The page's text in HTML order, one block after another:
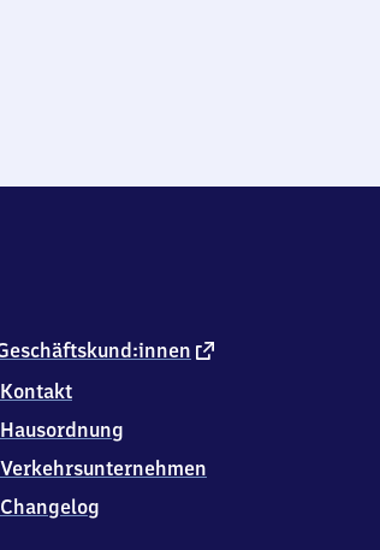
externer
Kontakt
Hausordnung
Verkehrsunternehmen
Changelog